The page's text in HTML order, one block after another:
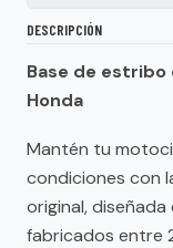
DESCRIPCIÓN
Base de estribo
Honda
Mantén tu
condiciones con
original,
fabricados entre